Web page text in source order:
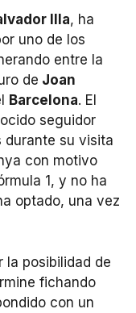
Illa, ha
uno de los
entre la
de Joan
Barcelona. El
seguidor
durante su visita
con motivo
1, y no ha
optado, una vez
la posibilidad de
fichando
con un